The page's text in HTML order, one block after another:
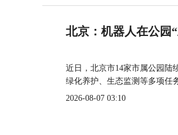
北京：机器人在公园
近日，北京市14家市属公园陆
绿化养护、生态监测等多项任
2026-08-07 03:10